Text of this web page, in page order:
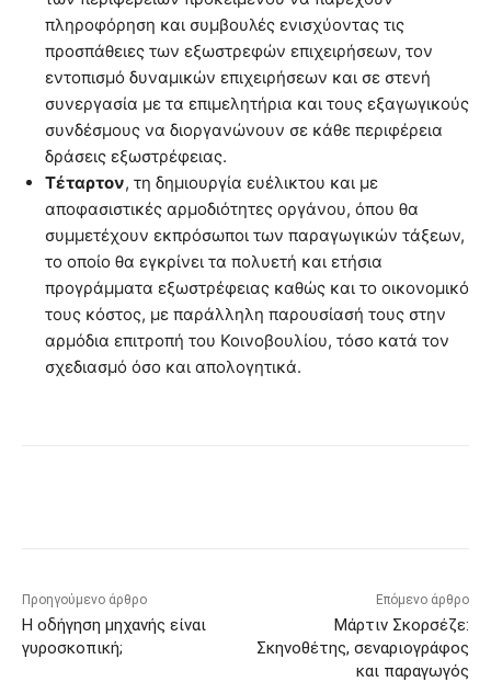
πληροφόρηση και συμβουλές ενισχύοντας τις
προσπάθειες των εξωστρεφών επιχειρήσεων, τον
εντοπισμό δυναμικών επιχειρήσεων και σε στενή
συνεργασία με τα επιμελητήρια και τους εξαγωγικούς
συνδέσμους να διοργανώνουν σε κάθε περιφέρεια
δράσεις εξωστρέφειας.
Τέταρτον, τη δημιουργία ευέλικτου και με
αποφασιστικές αρμοδιότητες οργάνου, όπου θα
συμμετέχουν εκπρόσωποι των παραγωγικών τάξεων,
το οποίο θα εγκρίνει τα πολυετή και ετήσια
προγράμματα εξωστρέφειας καθώς και το οικονομικό
τους κόστος, με παράλληλη παρουσίασή τους στην
αρμόδια επιτροπή του Κοινοβουλίου, τόσο κατά τον
σχεδιασμό όσο και απολογητικά.
Προηγούμενο άρθρο
Η οδήγηση μηχανής είναι
γυροσκοπική;
Επόμενο άρθρο
Μάρτιν Σκορσέζε:
Σκηνοθέτης, σεναριογράφος
και παραγωγός